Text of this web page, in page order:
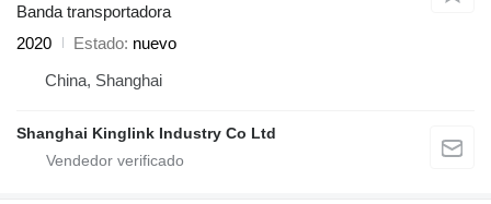
Banda transportadora
2020
Estado nuevo
China, Shanghai
Shanghai Kinglink Industry Co Ltd